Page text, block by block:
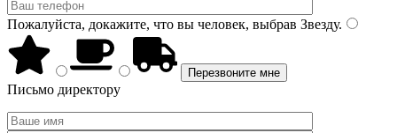
Пожалуйста, докажите, что вы человек, выбрав Звезду.
Письмо директору